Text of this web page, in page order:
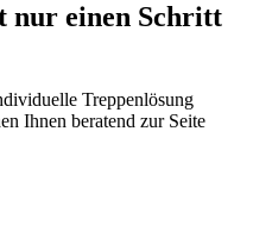
nur einen Schritt
Treppenlösung
Ihnen beratend zur Seite